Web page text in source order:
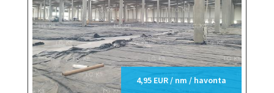
4,95 EUR / nm / havonta